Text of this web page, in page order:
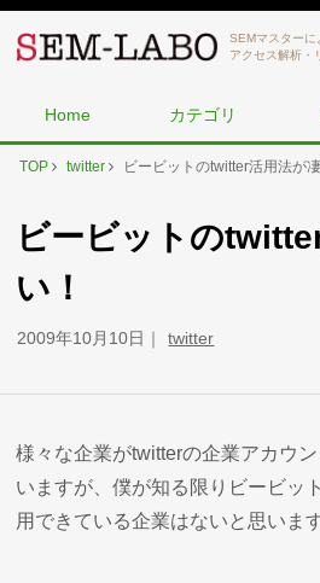
SEMマスターに
アクセス解析・
Home カテゴリ
TOP twitter ビービットのtwitter活用法が凄
ビービットの
い！
2009年10月10日 twitter
様々な企業がtwitterの企業アカウ
いますが、僕が知る限りビービッ
用できている企業はないと思います